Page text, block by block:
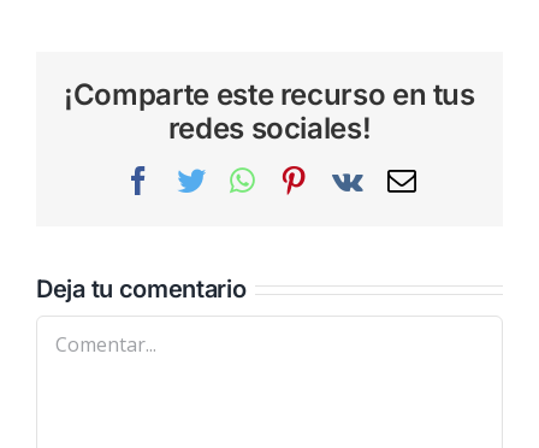
¡Comparte este recurso en tus
redes sociales!
Facebook
TwitterWhatsAppPinterest
Vk
Correo
Deja tu comentario
Comentar